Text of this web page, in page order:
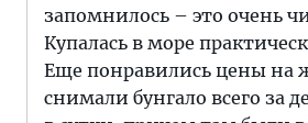
запомнилось – это очень
Купалась в море
Еще понравились цены на
снимали бунгало всего за